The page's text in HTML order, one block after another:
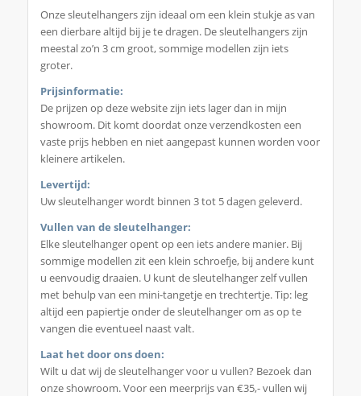
Onze sleutelhangers zijn ideaal om een klein stukje as van
een dierbare altijd bij je te dragen. De sleutelhangers zijn
meestal zo’n 3 cm groot, sommige modellen zijn iets
groter.
Prijsinformatie:
De prijzen op deze website zijn iets lager dan in mijn
showroom. Dit komt doordat onze verzendkosten een
vaste prijs hebben en niet aangepast kunnen worden voor
kleinere artikelen.
Levertijd:
Uw sleutelhanger wordt binnen 3 tot 5 dagen geleverd.
Vullen van de sleutelhanger:
Elke sleutelhanger opent op een iets andere manier. Bij
sommige modellen zit een klein schroefje, bij andere kunt
u eenvoudig draaien. U kunt de sleutelhanger zelf vullen
met behulp van een mini-tangetje en trechtertje. Tip: leg
altijd een papiertje onder de sleutelhanger om as op te
vangen die eventueel naast valt.
Laat het door ons doen:
Wilt u dat wij de sleutelhanger voor u vullen? Bezoek dan
onze showroom. Voor een meerprijs van €35,- vullen wij